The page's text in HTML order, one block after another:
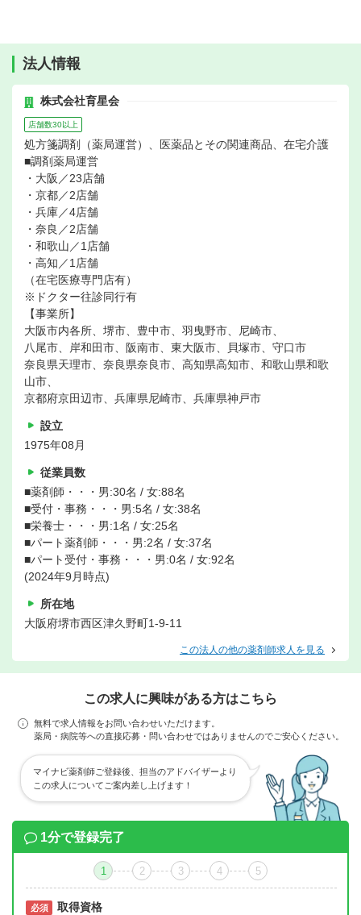
法人情報
株式会社育星会
店舗数30以上
処方箋調剤（薬局運営）、医薬品とその関連商品、在宅介護
■調剤薬局運営
・大阪／23店舗
・京都／2店舗
・兵庫／4店舗
・奈良／2店舗
・和歌山／1店舗
・高知／1店舗
（在宅医療専門店有）
※ドクター往診同行有
【事業所】
大阪市内各所、堺市、豊中市、羽曳野市、尼崎市、
八尾市、岸和田市、阪南市、東大阪市、貝塚市、守口市
奈良県天理市、奈良県奈良市、高知県高知市、和歌山県和歌
山市、
京都府京田辺市、兵庫県尼崎市、兵庫県神戸市
設立
1975年08月
従業員数
■薬剤師・・・男:30名 / 女:88名
■受付・事務・・・男:5名 / 女:38名
■栄養士・・・男:1名 / 女:25名
■パート薬剤師・・・男:2名 / 女:37名
■パート受付・事務・・・男:0名 / 女:92名
(2024年9月時点)
所在地
大阪府堺市西区津久野町1-9-11
この法人の他の薬剤師求人を見る
この求人に興味がある方はこちら
無料で求人情報をお問い合わせいただけます。
薬局・病院等への直接応募・問い合わせではありませんのでご安心ください。
マイナビ薬剤師ご登録後、担当のアドバイザーより
この求人についてご案内差し上げます！
1分で登録完了
1 2 3 4 5
必須 取得資格